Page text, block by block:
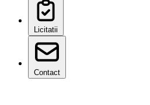
Licitatii
Contact